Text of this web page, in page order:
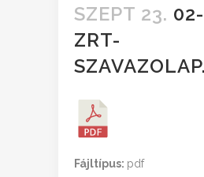
SZEPT 23.
ZRT-
Fájltípus: pdf